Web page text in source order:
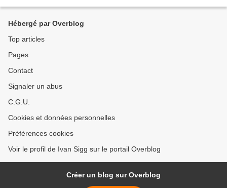
Hébergé par Overblog
Top articles
Pages
Contact
Signaler un abus
C.G.U.
Cookies et données personnelles
Préférences cookies
Voir le profil de Ivan Sigg sur le portail Overblog
Créer un blog sur Overblog